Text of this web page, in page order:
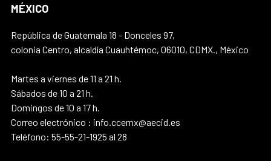
MÉXICO
República de Guatemala 18 - Donceles 97,
colonia Centro, alcaldía Cuauhtémoc, 06010, CDMX., México
Martes a viernes de 11 a 21 h.
Sábados de 10 a 21 h.
Domingos de 10 a 17 h.
Correo electrónico : info.ccemx@aecid.es
Teléfono: 55-55-21-1925 al 28